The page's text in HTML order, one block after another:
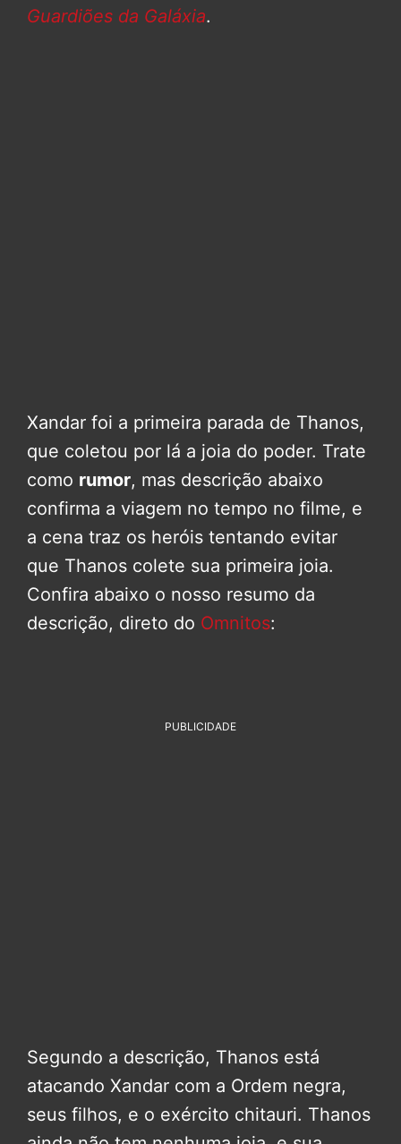
Guardiões da Galáxia.
Xandar foi a primeira parada de Thanos,
que coletou por lá a joia do poder. Trate
como rumor, mas descrição abaixo
confirma a viagem no tempo no filme, e
a cena traz os heróis tentando evitar
que Thanos colete sua primeira joia.
Confira abaixo o nosso resumo da
descrição, direto do Omnitos:
PUBLICIDADE
Segundo a descrição, Thanos está
atacando Xandar com a Ordem negra,
seus filhos, e o exército chitauri. Thanos